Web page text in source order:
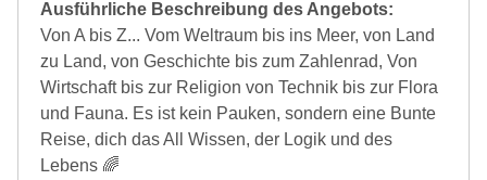
Ausführliche Beschreibung des Angebots:
Von A bis Z... Vom Weltraum bis ins Meer, von Land
zu Land, von Geschichte bis zum Zahlenrad, Von
Wirtschaft bis zur Religion von Technik bis zur Flora
und Fauna. Es ist kein Pauken, sondern eine Bunte
Reise, dich das All Wissen, der Logik und des
Lebens 🌈